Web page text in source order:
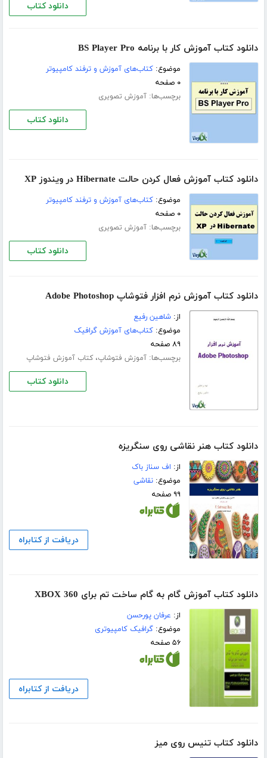
دانلود کتاب
دانلود کتاب آموزش کار با برنامه BS Player Pro
موضوع:کتاب‌های آموزش و ترفند کامپیوتر
۰ صفحه
برچسب‌ها:آموزش تصویری
دانلود کتاب
دانلود کتاب آموزش فعال کردن حالت Hibernate در ویندوز XP
موضوع:کتاب‌های آموزش و ترفند کامپیوتر
۰ صفحه
برچسب‌ها:آموزش تصویری
دانلود کتاب
دانلود کتاب آموزش نرم افزار فتوشاپ Adobe Photoshop
از:شاهین رفیع
موضوع:کتاب‌های آموزش گرافیک
۸۹ صفحه
برچسب‌ها:آموزش فتوشاپ،کتاب آموزش فتوشاپ
دانلود کتاب
دانلود کتاب هنر نقاشی روی سنگریزه
از: اف سناز باک
موضوع:نقاشی
۹۹ صفحه
دریافت از کتابراه
دانلود کتاب آموزش گام به گام ساخت تم برای XBOX 360
از: عرفان پورحسن
موضوع:گرافیک کامپیوتری
۵۶ صفحه
دریافت از کتابراه
دانلود کتاب تنیس روی میز